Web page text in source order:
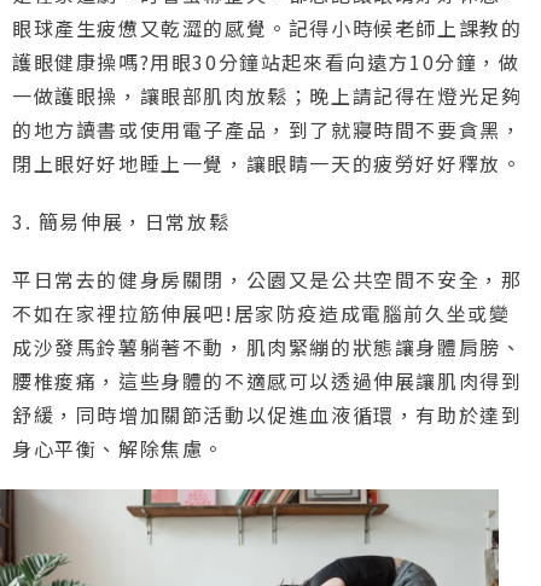
眼球產生疲憊又乾澀的感覺。記得小時候老師上課教的
護眼健康操嗎?用眼30分鐘站起來看向遠方10分鐘，做
一做護眼操，讓眼部肌肉放鬆；晚上請記得在燈光足夠
的地方讀書或使用電子產品，到了就寢時間不要貪黑，
閉上眼好好地睡上一覺，讓眼睛一天的疲勞好好釋放。
3. 簡易伸展，日常放鬆
平日常去的健身房關閉，公園又是公共空間不安全，那
不如在家裡拉筋伸展吧!居家防疫造成電腦前久坐或變
成沙發馬鈴薯躺著不動，肌肉緊繃的狀態讓身體肩膀、
腰椎痠痛，這些身體的不適感可以透過伸展讓肌肉得到
舒緩，同時增加關節活動以促進血液循環，有助於達到
身心平衡、解除焦慮。